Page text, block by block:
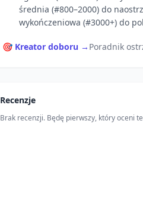
średnia (#800–2000) do
wykończeniowa (#3000+) do
🎯 Kreator doboru → Poradnik
Recenzje
Brak recenzji. Będę pierwszy, który oceni